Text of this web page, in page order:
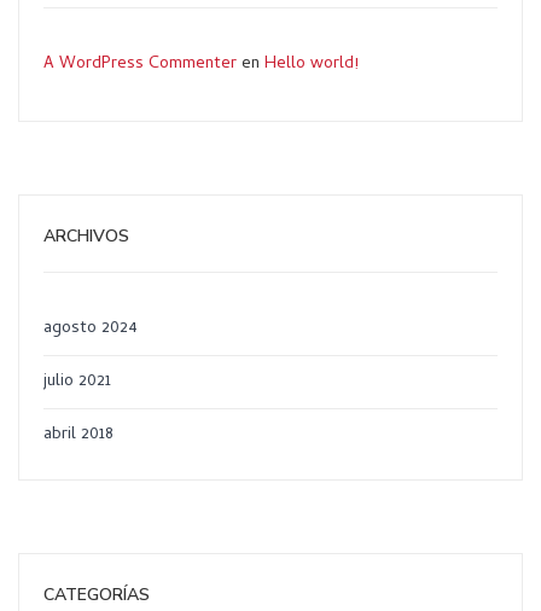
A WordPress Commenteren Hello world!
ARCHIVOS
agosto 2024
julio 2021
abril 2018
CATEGORÍAS